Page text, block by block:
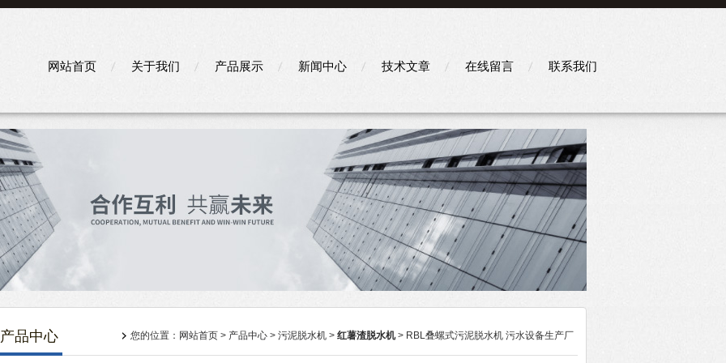
网站首页 关于我们 产品展示 新闻中心 技术文章 在线留言 联系我们
产品中心 您的位置： 网站首页 > 产品中心 > 污泥脱水机 > 红薯渣脱水机> RBL叠螺式污泥脱水机 污水设备生产厂